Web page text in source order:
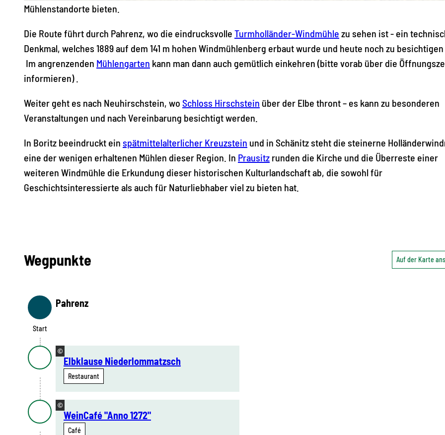
Mühlenstandorte bieten.
Die Route führt durch Pahrenz, wo die eindrucksvolle Turmholländer-Windmühle zu sehen ist - ein
Denkmal, welches 1889 auf dem 141 m hohen Windmühlenberg erbaut wurde und heute noch zu besichtigen
Im angrenzenden Mühlengarten kann man dann auch gemütlich einkehren (bitte vorab über die
informieren) .
Weiter geht es nach Neuhirschstein, wo Schloss Hirschstein über der Elbe thront – es kann zu besonderen
Veranstaltungen und nach Vereinbarung besichtigt werden.
In Boritz beeindruckt ein spätmittelalterlicher Kreuzstein und in Schänitz steht die steinerne
eine der wenigen erhaltenen Mühlen dieser Region. In Prausitz runden die Kirche und die Überreste einer
weiteren Windmühle die Erkundung dieser historischen Kulturlandschaft ab, die sowohl für
Geschichtsinteressierte als auch für Naturliebhaber viel zu bieten hat.
Wegpunkte Auf der Karte
Start
Start
Pahrenz
©
Elbklause Niederlommatzsch
Restaurant
©
WeinCafé "Anno 1272"
Café